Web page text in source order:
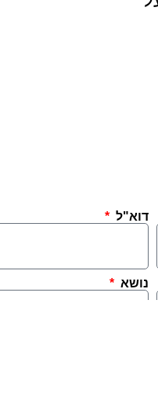
דוא"ל
נושא